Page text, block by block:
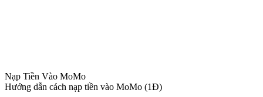
Nạp Tiền Vào MoMo
Hướng dẫn cách nạp tiền vào MoMo (1Đ)